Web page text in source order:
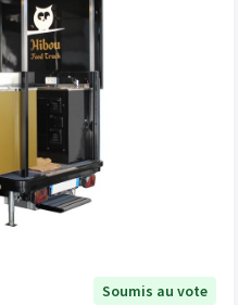
Soumis au vote